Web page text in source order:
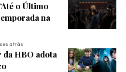
o Último
na
atrás
HBO adota